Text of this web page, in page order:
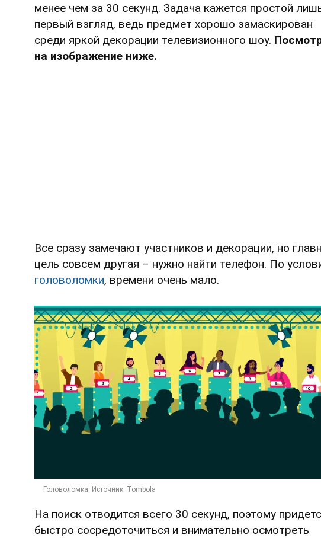
менее чем за 30 секунд. Задача кажется простой
первый взгляд, ведь предмет хорошо замаскирован
среди яркой декорации телевизионного шоу.
на изображение ниже.
Все сразу замечают участников и декорации, но
цель совсем другая – нужно найти телефон. По
головоломки, времени очень мало.
На поиск отводится всего 30 секунд, поэтому
быстро сосредоточиться и внимательно осмотреть